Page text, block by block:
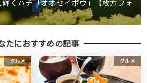
くハチ「オオセイボウ」【枚方フォ
たにおすすめの記事
グルメ グルメ